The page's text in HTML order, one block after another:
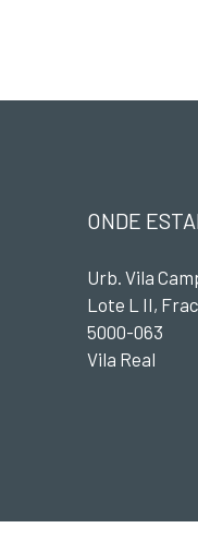
ONDE
Urb. Vila
Lote L II,
5000-063
Vila Real